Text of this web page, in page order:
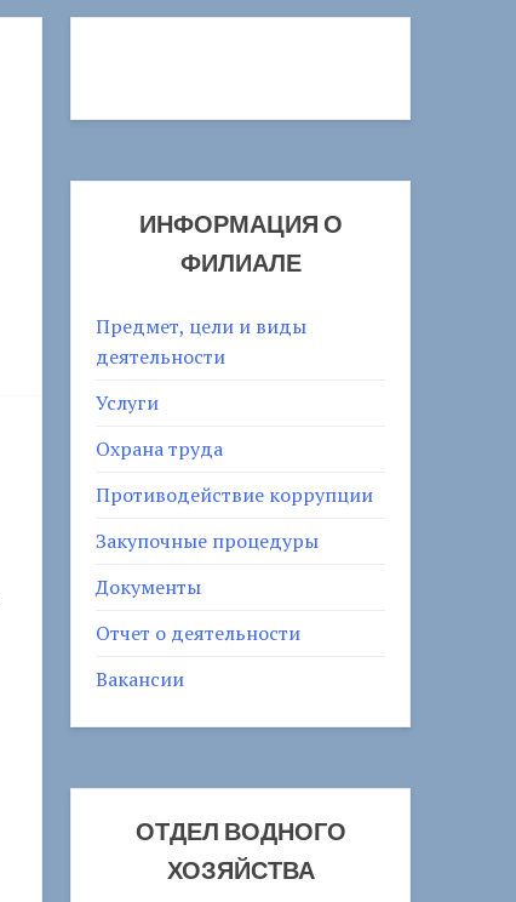
ИНФОРМАЦИЯ О
ФИЛИАЛЕ
Предмет, цели и виды
деятельности
Услуги
Охрана труда
Противодействие коррупции
Закупочные процедуры
Документы
Отчет о деятельности
Вакансии
ОТДЕЛ ВОДНОГО
ХОЗЯЙСТВА